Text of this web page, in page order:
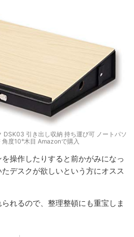
DSK03 引き出し収納 持ち運び可 ノートパソ
角度10°木目 Amazonで購入
操作したりすると前かがみになっ
デスクが欲しいという方にオスス
れるので、整理整頓にも重宝しま